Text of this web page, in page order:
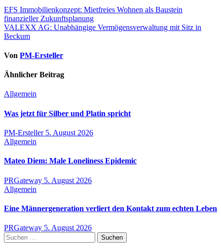
Beitragsnavigation
EFS Immobilienkonzept: Mietfreies Wohnen als Baustein
finanzieller Zukunftsplanung
VALEXX AG: Unabhängige Vermögensverwaltung mit Sitz in
Beckum
Von PM-Ersteller
Ähnlicher Beitrag
Allgemein
Was jetzt für Silber und Platin spricht
PM-Ersteller 5. August 2026
Allgemein
Mateo Diem: Male Loneliness Epidemic
PRGateway 5. August 2026
Allgemein
Eine Männergeneration verliert den Kontakt zum echten Leben
PRGateway 5. August 2026
Suchen
nach: